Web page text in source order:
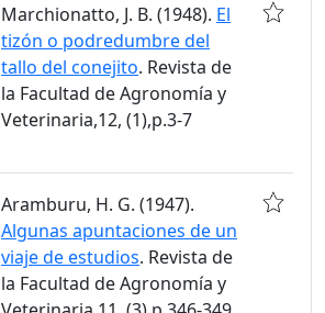
Marchionatto, J. B. (1948). El
tizón o podredumbre del
tallo del conejito. Revista de
la Facultad de Agronomía y
Veterinaria,12, (1),p.3-7
Aramburu, H. G. (1947).
Algunas apuntaciones de un
viaje de estudios. Revista de
la Facultad de Agronomía y